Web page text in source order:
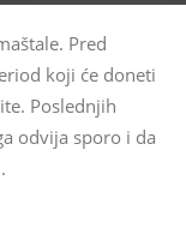
Pred
koji će doneti
Poslednjih
odvija sporo i da